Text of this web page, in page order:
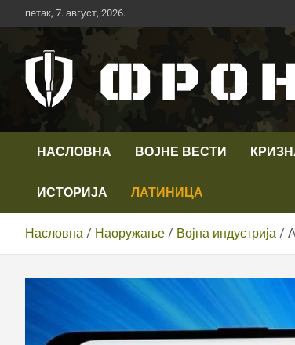
Скип
то
петак, 7. август, 2026.
Телевизија
НАСЛОВНА ВОЈНЕ ВЕСТИ
ИСТОРИЈА ЛАТИНИЦА
Насловна Наоружање Војна индустрија